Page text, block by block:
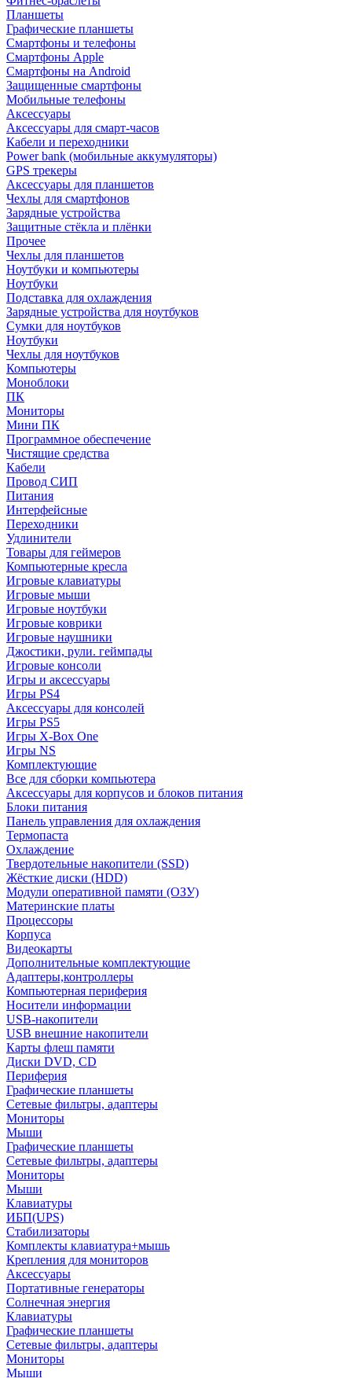
Планшеты
Графические планшеты
Смартфоны и телефоны
Смартфоны Apple
Смартфоны на Android
Защищенные смартфоны
Мобильные телефоны
Аксессуары
Аксессуары для смарт-часов
Кабели и переходники
Power bank (мобильные аккумуляторы)
GPS трекеры
Аксессуары для планшетов
Чехлы для смартфонов
Зарядные устройства
Защитные стёкла и плёнки
Прочее
Чехлы для планшетов
Ноутбуки и компьютеры
Ноутбуки
Подставка для охлаждения
Зарядные устройства для ноутбуков
Сумки для ноутбуков
Ноутбуки
Чехлы для ноутбуков
Компьютеры
Моноблоки
ПК
Мониторы
Мини ПК
Программное обеспечение
Чистящие средства
Кабели
Провод СИП
Питания
Интерфейсные
Переходники
Удлинители
Товары для геймеров
Компьютерные кресла
Игровые клавиатуры
Игровые мыши
Игровые ноутбуки
Игровые коврики
Игровые наушники
Джостики, рули. геймпады
Игровые консоли
Игры и аксессуары
Игры PS4
Аксессуары для консолей
Игры PS5
Игры X-Box One
Игры NS
Комплектующие
Все для сборки компьютера
Аксессуары для корпусов и блоков питания
Блоки питания
Панель управления для охлаждения
Термопаста
Охлаждение
Твердотельные накопители (SSD)
Жёсткие диски (HDD)
Модули оперативной памяти (ОЗУ)
Материнские платы
Процессоры
Корпуса
Видеокарты
Дополнительные комплектующие
Адаптеры,контроллеры
Компьютерная периферия
Носители информации
USB-накопители
USB внешние накопители
Карты флеш памяти
Диски DVD, CD
Периферия
Графические планшеты
Сетевые фильтры, адаптеры
Мониторы
Мыши
Графические планшеты
Сетевые фильтры, адаптеры
Мониторы
Мыши
Клавиатуры
ИБП(UPS)
Стабилизаторы
Комплекты клавиатура+мышь
Крепления для мониторов
Аксессуары
Портативные генераторы
Солнечная энергия
Клавиатуры
Графические планшеты
Сетевые фильтры, адаптеры
Мониторы
Мыши